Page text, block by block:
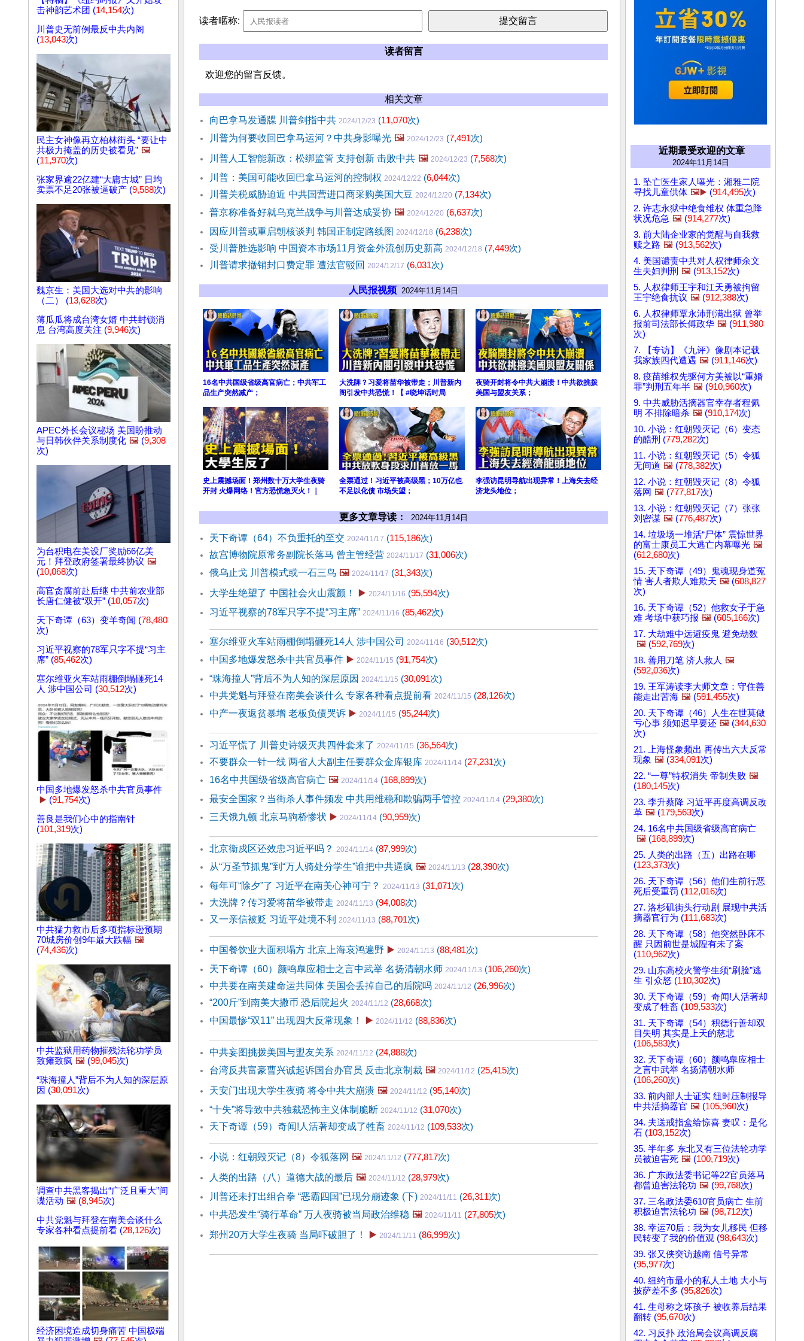
击神韵艺术团 (14,154次)
川普史无前例最反中共内阁
(13,043次)
民主女神像再立柏林街头 “要让中
共极力掩盖的历史被看见” 🖼️
(11,970次)
张家界逾22亿建“大庸古城” 日均
卖票不足20张被逼破产 (9,588次)
魏京生：美国大选对中共的影响
（二） (13,628次)
薄瓜瓜将成台湾女婿 中共封锁消
息 台湾高度关注 (9,946次)
APEC外长会议秘场 美国盼推动
与日韩伙伴关系制度化 🖼️ (9,308
次)
为台积电在美设厂奖励66亿美
元！拜登政府签署最终协议 🖼️
(10,068次)
高官贪腐前​​赴后继 中共前农业部
长唐仁健被“双开” (10,057次)
天下奇谭（63）变羊奇闻 (78,480
次)
习近平视察的78军只字不提“习主
席” (85,462次)
塞尔维亚火车站雨棚倒塌砸死14
人 涉中国公司 (30,512次)
中国多地爆发怒杀中共官员事件
▶️ (91,754次)
善良是我们心中的指南针
(101,319次)
中共猛力救市后多项指标逊预期
70城房价创9年最大跌幅 🖼️
(74,436次)
中共监狱用药物摧残法轮功学员
致瘫致疯 🖼️ (99,045次)
“珠海撞人”背后不为人知的深层原
因 (30,091次)
调查中共黑客揭出“广泛且重大”间
谍活动 🖼️ (8,945次)
中共党魁与拜登在南美会谈什么
专家各种看点提前看 (28,126次)
经济困境造成切身痛苦 中国极端
读者暱称:
读者留言
欢迎您的留言反馈。
相关文章
向巴拿马发通牒 川普剑指中共 2024/12/23 (11,070次)
川普为何要收回巴拿马运河？中共身影曝光 🖼️ 2024/12/23 (7,491次)
川普人工智能新政：松绑监管 支持创新 击败中共 🖼️ 2024/12/23 (7,568次)
川普：美国可能收回巴拿马运河的控制权 2024/12/22 (6,044次)
川普关税威胁迫近 中共国营进口商采购美国大豆 2024/12/20 (7,134次)
普京称准备好就乌克兰战争与川普达成妥协 🖼️ 2024/12/20 (6,637次)
因应川普或重启朝核谈判 韩国正制定路线图 2024/12/18 (6,238次)
受川普胜选影响 中国资本市场11月资金外流创历史新高 2024/12/18 (7,449次)
川普请求撤销封口费定罪 遭法官驳回 2024/12/17 (6,031次)
人民报视频 2024年11月14日
16名中共国级省级高官病亡；中共军工
品生产突然减产；
大洗牌？习爱将苗华被带走；川普新内
阁引发中共恐慌！【 #晓坤话时局
夜骑开封将令中共大崩溃！中共欲挑拨
美国与盟友关系；
史上震撼场面！郑州数十万大学生夜骑
开封 火爆网络！官方恐慌急灭火！｜
全票通过！习近平被高级黑；10万亿也
不足以化债 市场失望；
李强访昆明导航出现异常！上海失去经
济龙头地位；
更多文章导读： 2024年11月14日
天下奇谭（64）不负重托的至交 2024/11/17 (115,186次)
故宫博物院原常务副院长落马 曾主管经营 2024/11/17 (31,006次)
俄乌止戈 川普模式或一石三鸟 🖼️ 2024/11/17 (31,343次)
大学生绝望了 中国社会火山震颤！
▶️ 2024/11/16 (95,594次)
习近平视察的78军只字不提“习主席” 2024/11/16 (85,462次)
塞尔维亚火车站雨棚倒塌砸死14人 涉中国公司 2024/11/16 (30,512次)
中国多地爆发怒杀中共官员事件 ▶️ 2024/11/15 (91,754次)
“珠海撞人”背后不为人知的深层原因 2024/11/15 (30,091次)
中共党魁与拜登在南美会谈什么 专家各种看点提前看 2024/11/15 (28,126次)
中产一夜返贫暴增 老板负债哭诉 ▶️ 2024/11/15 (95,244次)
习近平慌了 川普史诗级灭共四件套来了 2024/11/15 (36,564次)
不要群众一针一线 两省人大副主任要群众金库银库 2024/11/14 (27,231次)
16名中共国级省级高官病亡 🖼️ 2024/11/14 (168,899次)
最安全国家？当街杀人事件频发 中共用维稳和欺骗两手管控 2024/11/14 (29,380次)
三天饿九顿 北京马驹桥惨状 ▶️ 2024/11/14 (90,959次)
北京衞戍区还效忠习近平吗？ 2024/11/14 (87,999次)
从“万圣节抓鬼”到“万人骑处分学生”谁把中共逼疯 🖼️ 2024/11/13 (28,390次)
每年可“除夕”了 习近平在南美心神可宁？ 2024/11/13 (31,071次)
大洗牌？传习爱将苗华被带走 2024/11/13 (94,008次)
又一亲信被贬 习近平处境不利 2024/11/13 (88,701次)
中国餐饮业大面积塌方 北京上海哀鸿遍野 ▶️ 2024/11/13 (88,481次)
天下奇谭（60）颜鸣臯应相士之言中武举 名扬清朝水师 2024/11/13 (106,260次)
中共要在南美建命运共同体 美国会丢掉自己的后院吗 2024/11/12 (26,996次)
“200斤”到南美大撒币 恐后院起火 2024/11/12 (28,668次)
中国最惨“双11” 出现四大反常现象！
▶️ 2024/11/12 (88,836次)
中共妄图挑拨美国与盟友关系 2024/11/12 (24,888次)
台湾反共富豪曹兴诚起诉国台办官员 反击北京制裁 🖼️ 2024/11/12 (25,415次)
天安门出现大学生夜骑 将令中共大崩溃 🖼️ 2024/11/12 (95,140次)
“十失”将导致中共独裁恐怖主义体制脆断 2024/11/12 (31,070次)
天下奇谭（59）奇闻!人活著却变成了牲畜 2024/11/12 (109,533次)
小说：红朝毁灭记（8）令狐落网 🖼️ 2024/11/12 (777,817次)
人类的出路（八）道德大战的最后 🖼️ 2024/11/12 (28,979次)
川普还未打出组合拳 “恶霸四国”已现分崩迹象 (下) 2024/11/11 (26,311次)
中共恐发生“骑行革命” 万人夜骑被当局政治维稳 🖼️ 2024/11/11 (27,805次)
郑州20万大学生夜骑 当局吓破胆了！
▶️ 2024/11/11 (86,999次)
近期最受欢迎的文章
2024年11月14日
1. 坠亡医生家人曝光：湘雅二院
寻找儿童供体 🖼️▶️ (914,495次)
2. 许志永狱中绝食维权 体重急降
状况危急 🖼️ (914,277次)
3. 前大陆企业家的觉醒与自我救
赎之路 🖼️ (913,562次)
4. 美国谴责中共对人权律师余文
生夫妇判刑 🖼️ (913,152次)
5. 人权律师王宇和江天勇被拘留
王宇绝食抗议 🖼️ (912,388次)
6. 人权律师覃永沛刑满出狱 曾举
报前司法部长傅政华 🖼️ (911,980
次)
7. 【专访】《九评》像剧本记载
我家族四代遭遇 🖼️ (911,146次)
8. 疫苗维权先驱何方美被以“重婚
罪”判刑五年半 🖼️ (910,960次)
9. 中共威胁活摘器官幸存者程佩
明 不排除暗杀 🖼️ (910,174次)
10. 小说：红朝毁灭记（6）变态
的酷刑 (779,282次)
11. 小说：红朝毁灭记（5）令狐
无间道 🖼️ (778,382次)
12. 小说：红朝毁灭记（8）令狐
落网 🖼️ (777,817次)
13. 小说：红朝毁灭记（7）张张
刘密谋 🖼️ (776,487次)
14. 垃圾场一堆活“尸体” 震惊世界
的富士康员工大逃亡内幕曝光 🖼️
(612,680次)
15. 天下奇谭（49）鬼魂现身道冤
情 害人者欺人难欺天 🖼️ (608,827
次)
16. 天下奇谭（52）他救女子于急
难 考场中获巧报 🖼️ (605,166次)
17. 大劫难中远避疫鬼 避免劫数
🖼️ (592,769次)
18. 善用刀笔 济人救人 🖼️
(592,036次)
19. 王军涛读李大师文章：守住善
能走出苦海 🖼️ (591,455次)
20. 天下奇谭（46）人生在世莫做
亏心事 须知迟早要还 🖼️ (344,630
次)
21. 上海怪象频出 再传出六大反常
现象 🖼️ (334,091次)
22. “一尊”特权消失 帝制失败 🖼️
(180,145次)
23. 李升蔡降 习近平再度高调反改
革 🖼️ (179,563次)
24. 16名中共国级省级高官病亡
🖼️ (168,899次)
25. 人类的出路（五）出路在哪
(123,373次)
26. 天下奇谭（56）他们生前行恶
死后受重罚 (112,016次)
27. 洛杉矶街头行动剧 展现中共活
摘器官行为 (111,683次)
28. 天下奇谭（58）他突然卧床不
醒 只因前世是城隍有未了案
(110,962次)
29. 山东高校火警学生须“刷脸”逃
生 引众怒 (110,302次)
30. 天下奇谭（59）奇闻!人活著却
变成了牲畜 (109,533次)
31. 天下奇谭（54）积德行善却双
目失明 其实是上天的慈悲
(106,583次)
32. 天下奇谭（60）颜鸣臯应相士
之言中武举 名扬清朝水师
(106,260次)
33. 前内部人士证实 纽时压制报导
中共活摘器官 🖼️ (105,960次)
34. 夫送戒指盒给惊喜 妻叹：是化
石 (103,152次)
35. 半年多 东北又有三位法轮功学
员被迫害死 🖼️ (100,719次)
36. 广东政法委书记等22官员落马
都曾迫害法轮功 🖼️ (99,768次)
37. 三名政法委610官员病亡 生前
积极迫害法轮功 🖼️ (98,712次)
38. 幸运70后：我为女儿移民 但移
民转变了我的价值观 (98,643次)
39. 张又侠突访越南 信号异常
(95,977次)
40. 纽约市最小的私人土地 大小与
披萨差不多 (95,826次)
41. 生母称之坏孩子 被收养后结果
翻转 (95,670次)
42. 习反扑 政治局会议高调反腐